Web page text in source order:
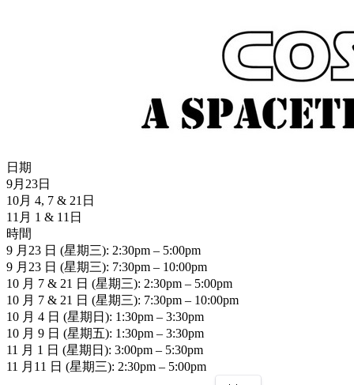
日期
9月23日
10月 4, 7 & 21日
11月 1 & 11日
時間
9 月23 日 (星期三): 2:30pm – 5:00pm
9 月23 日 (星期三): 7:30pm – 10:00pm
10 月 7 & 21 日 (星期三): 2:30pm – 5:00pm
10 月 7 & 21 日 (星期三): 7:30pm – 10:00pm
10 月 4 日 (星期日): 1:30pm – 3:30pm
10 月 9 日 (星期五): 1:30pm – 3:30pm
11 月 1 日 (星期日): 3:00pm – 5:30pm
11 月11 日 (星期三): 2:30pm – 5:00pm